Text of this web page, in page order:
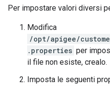
Per impostare valori diversi
Modifica
/opt/apigee/
.properties per
il file non esiste, crealo.
Imposta le seguenti